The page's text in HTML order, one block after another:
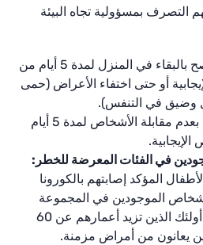
بمسؤولية تجاه البيئة
ينصح بالبقاء في المنزل لمدة 5 أيام من
أو حتى اختفاء الأعراض (حمى
ينصح بعدم مقابلة الأشخاص لمدة 5 أيام
في الفئات المعرضة للخطر:
المؤكد إصابتهم بالكورونا
الموجودين في المجموعة
المعرضة للخطر، أي أولئك الذين تزيد أعمارهم عن 60
يعانون من أمراض مزمنة.